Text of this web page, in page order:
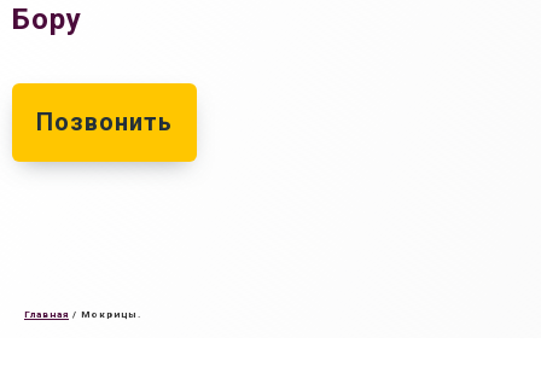
Бору
Позвонить
Главная / Мокрицы.